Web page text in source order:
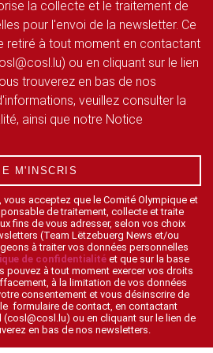
la collecte et le traitement de
pour l'envoi de la newsletter. Ce
retiré à tout moment en contactant
ou en cliquant sur le lien
trouverez en bas de nos
veuillez consulter la
ainsi que notre Notice
M'INSCRIS
acceptez que le Comité Olympique et
de traitement, collecte et traite
fins de vous adresser, selon vos choix
(Team Lëtzebuerg News et/ou
à traiter vos données personnelles
de confidentialité et que sur la base
pouvez à tout moment exercer vos droits
à la limitation de vos données
consentement et vous désinscrire de
formulaire de contact, en contactant
(cosl@cosl.lu) ou en cliquant sur le lien de
en bas de nos newsletters.